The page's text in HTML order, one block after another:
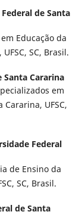
de Santa
Educação da
SC, Brasil.
Santa Cararina
em
UFSC,
Federal
de Ensino da
SC, Brasil.
de Santa